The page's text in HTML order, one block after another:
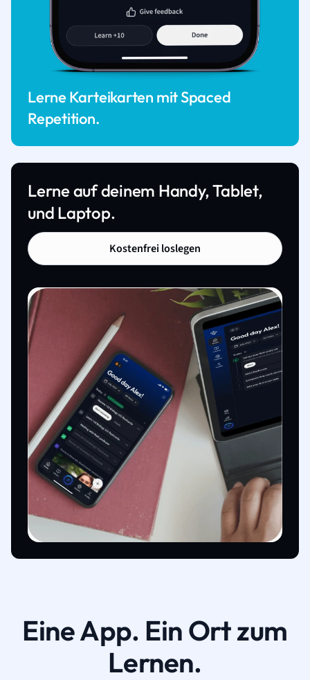
Lerne Karteikarten mit Spaced
Repetition.
Lerne auf deinem Handy, Tablet,
und Laptop.
Kostenfrei loslegen
Eine App. Ein Ort zum
Lernen.